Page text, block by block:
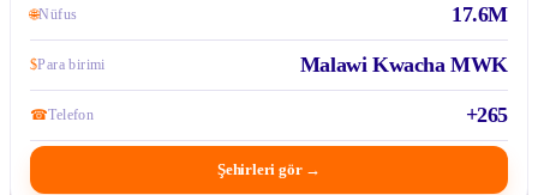
🌐Nüfus 17.6M
$Para birimi Malawi Kwacha MWK
☎Telefon +265
Şehirleri gör →